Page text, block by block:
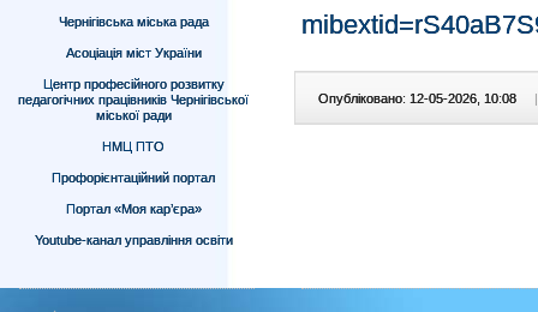
Чернігівська міська рада
Асоціація міст України
Центр професійного розвитку
педагогічних працівників Чернігівської
міської ради
НМЦ ПТО
Профорієнтаційний портал
Портал «Моя кар’єра»
Youtube-канал управління освіти
Опубліковано: 12-05-2026, 10:08 |